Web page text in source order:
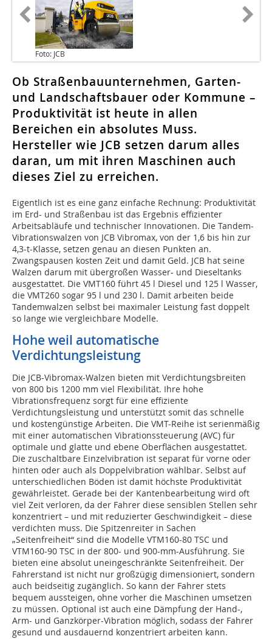
Foto: JCB
Ob Straßenbauunternehmen, Garten-
und Landschaftsbauer oder Kommune –
Produktivität ist heute in allen
Bereichen ein absolutes Muss.
Hersteller wie JCB setzen darum alles
daran, um mit ihren Maschinen auch
dieses Ziel zu erreichen.
Eigentlich ist es eine ganz einfache Rechnung: Produktivität
im Erd- und Straßenbau ist das Ergebnis effizienter
Arbeitsabläufe und technischer Innovationen. Die Tandem-
Vibrationswalzen von JCB Vibromax, von der 1,6 bis hin zur
4,3-t-Klasse, setzen genau an diesen Punkten an.
Zwangspausen kosten Zeit und damit Geld. JCB hat seine
Walzen darum mit übergroßen Wasser- und Dieseltanks
ausgestattet. Die VMT160 führt 45 l Diesel und 125 l Wasser,
die VMT260 sogar 95 l und 230 l. Damit arbeiten beide
Tandemwalzen selbst bei maximaler Leistung fast doppelt
so lange wie vergleichbare Modelle.
Hohe weil automatische
Verdichtungsleistung
Die JCB-Vibromax-Walzen bieten mit Verdichtungsbreiten
von 800 bis 1200 mm viel Flexibilität. Ihre hohe
Vibrationsfrequenz sorgt für eine effiziente
Verdichtungsleistung und unterstützt somit das schnelle
und kostengünstige Arbeiten. Die VMT-Reihe ist serienmäßig
mit einer automatischen Vibrationssteuerung (AVC) für
optimale und glatte und ebene Oberflächen ausgestattet.
Die zuschaltbare Einzelvibration ist separat für vorne oder
hinten oder auch als Doppelvibration wählbar. Selbst auf
unterschiedlichen Böden ist damit höchste Produktivität
gewährleistet. Gerade bei der Kantenbearbeitung wird oft
viel Zeit verloren, da der Fahrer diese sensiblen Stellen sehr
konzentriert – und mit reduzierter Geschwindigkeit – diese
verdichten muss. Die Spitzenreiter in Sachen
„Seitenfreiheit“ sind die Modelle VTM160-80 TSC und
VTM160-90 TSC in der 800- und 900-mm-Ausführung. Sie
bieten eine absolut uneingeschränkte Seitenfreiheit. Der
Fahrerstand ist nicht nur großzügig dimensioniert, sondern
auch beidseitig zugänglich. So kann der Fahrer stets
bequem aussteigen, ohne vorher die Maschinen umsetzen
zu müssen. Optional ist auch eine Dämpfung der Hand-,
Arm- und Ganzkörper-Vibration möglich, sodass der Fahrer
gesund und ausdauernd konzentriert arbeiten kann.